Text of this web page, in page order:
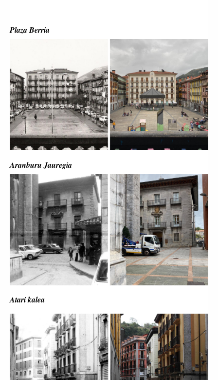
Plaza Berria
Aranburu Jauregia
Atari kalea